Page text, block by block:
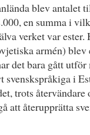
blev antalet
en summa i
verket var
armén) blev
det bara gått
i
trots
att återupprätta